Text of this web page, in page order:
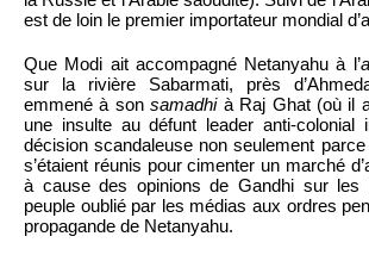
est de loin le premier importateur mondial
Que Modi ait accompagné Netanyahu à l’
sur la rivière Sabarmati, près
emmené à sonsamadhià Raj Ghat (où il
une insulte au défunt leader anti-colonial
décision scandaleuse non seulement
s’étaient réunis pour cimenter un marché
à cause des opinions de Gandhi sur les
peuple oublié par les médias aux ordres
propagande de Netanyahu.